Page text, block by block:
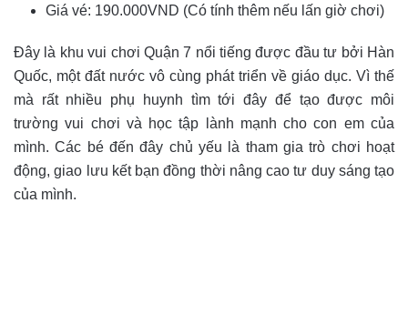
Giá vé: 190.000VND (Có tính thêm nếu lấn giờ chơi)
Đây là khu vui chơi Quận 7 nổi tiếng được đầu tư bởi Hàn
Quốc, một đất nước vô cùng phát triển về giáo dục. Vì thế
mà rất nhiều phụ huynh tìm tới đây để tạo được môi
trường vui chơi và học tập lành mạnh cho con em của
mình. Các bé đến đây chủ yếu là tham gia trò chơi hoạt
động, giao lưu kết bạn đồng thời nâng cao tư duy sáng tạo
của mình.